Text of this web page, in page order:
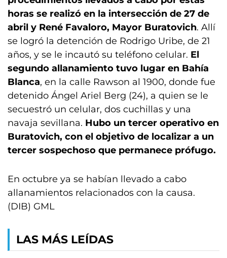
horas se realizó en la intersección de 27 de
abril y René Favaloro, Mayor Buratovich. Allí
se logró la detención de Rodrigo Uribe, de 21
años, y se le incautó su teléfono celular. El
segundo allanamiento tuvo lugar en Bahía
Blanca, en la calle Rawson al 1900, donde fue
detenido Ángel Ariel Berg (24), a quien se le
secuestró un celular, dos cuchillas y una
navaja sevillana. Hubo un tercer operativo en
Buratovich, con el objetivo de localizar a un
tercer sospechoso que permanece prófugo.
En octubre ya se habían llevado a cabo
allanamientos relacionados con la causa.
(DIB) GML
LAS MÁS LEÍDAS